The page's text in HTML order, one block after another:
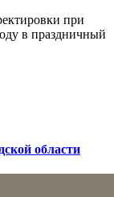
при
в праздничный
области